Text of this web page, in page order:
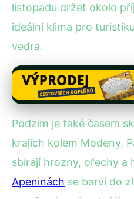
listopadu držet okolo
ideální klima pro
vedra.
Podzim je také časem
krajích kolem Modeny,
sbírají hrozny, ořechy a
Apeninách se barví do